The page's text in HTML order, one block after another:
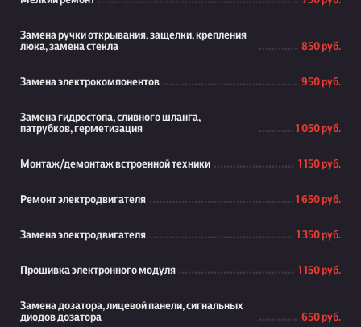
Замена ручки открывания, защелки, крепления
люка, замена стекла
850 руб.
Замена электрокомпонентов 950 руб.
Замена гидростопа, сливного шланга,
патрубков, герметизация
1 050 руб.
Монтаж/демонтаж встроенной техники 1 150 руб.
Ремонт электродвигателя 1 650 руб.
Замена электродвигателя 1 350 руб.
Прошивка электронного модуля 1 150 руб.
Замена дозатора, лицевой панели, сигнальных
диодов дозатора
650 руб.